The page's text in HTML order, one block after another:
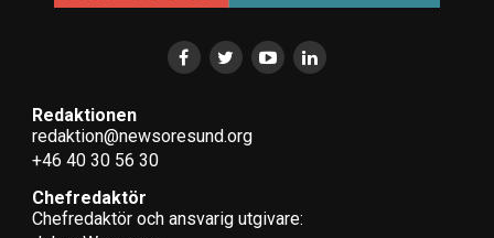
Redaktionen
redaktion@newsoresund.org
+46 40 30 56 30
Chefredaktör
Chefredaktör och ansvarig utgivare: